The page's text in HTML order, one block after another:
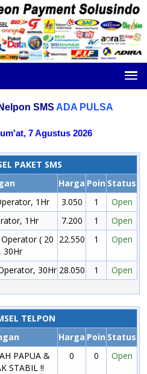
SMS ADA PULSA
7 Agustus 2026
PAKET SMS
Harga Poin Status
1Hr 3.050 1
Open
1Hr 7.200 1
Open
( 20
30Hr
22.550 1 Open
30Hr 28.050 1 Open
TELPON
Harga Poin Status
PAPUA &
STABIL !!
0 0 Open